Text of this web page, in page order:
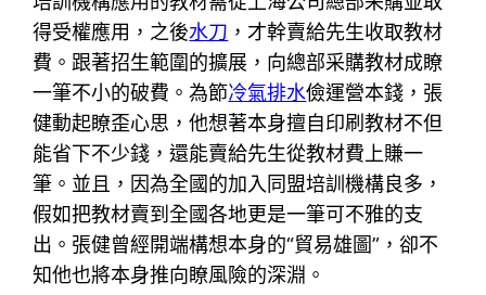
得受權應用，之後水刀 ，才幹賣給先生收取教材
費。跟著招生範圍的擴展，向總部采購教材成瞭
一筆不小的破費。為節冷氣排水儉運營本錢，張
健動起瞭歪心思，他想著本身擅自印刷教材不但
能省下不少錢，還能賣給先生從教材費上賺一
筆。並且，因為全國的加入同盟培訓機構良多，
假如把教材賣到全國各地更是一筆可不雅的支
出。張健曾經開端構想本身的“貿易雄圖”，卻不
知他也將本身推向瞭風險的深淵。